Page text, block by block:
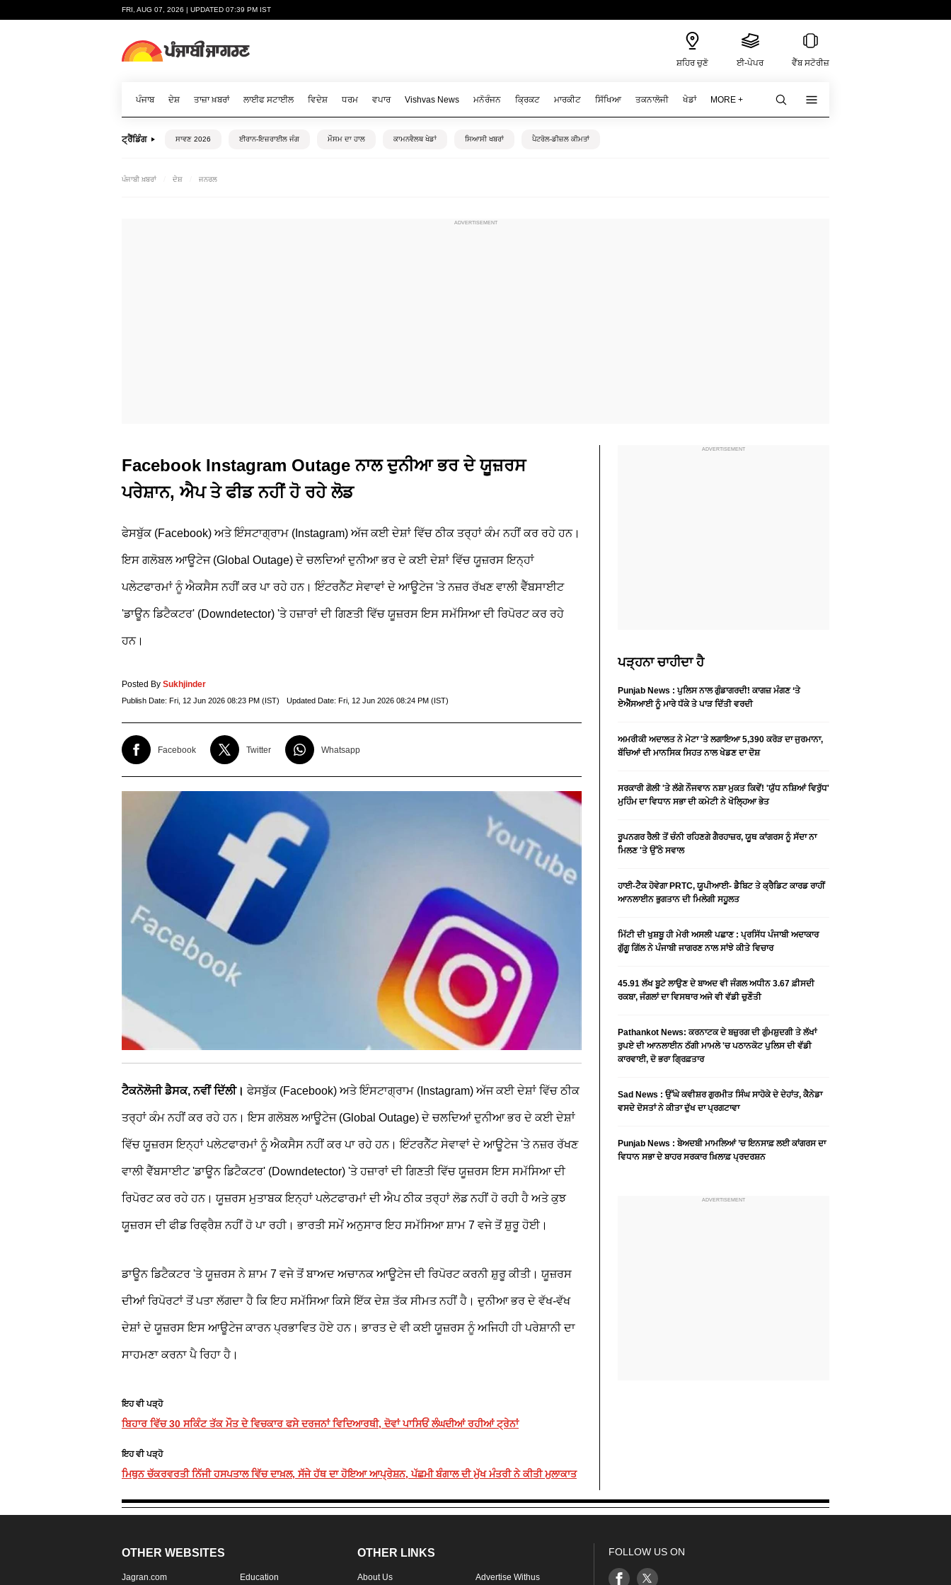
FRI, AUG 07, 2026 | UPDATED 07:39 PM IST
ਸ਼ਹਿਰ ਚੁਣੋ ਈ-ਪੇਪਰ ਵੈੱਬ ਸਟੋਰੀਜ਼
ਪੰਜਾਬ ਦੇਸ਼ ਤਾਜ਼ਾ ਖ਼ਬਰਾਂ ਲਾਈਫ ਸਟਾਈਲ ਵਿਦੇਸ਼ ਧਰਮ ਵਪਾਰ Vishvas News ਮਨੋਰੰਜਨ ਕ੍ਰਿਕਟ ਮਾਰਕੀਟ ਸਿੱਖਿਆ ਤਕਨਾਲੋਜੀ ਖੇਡਾਂ MORE +
ਟ੍ਰੈਂਡਿੰਗ ਸਾਵਣ 2026 ਈਰਾਨ-ਇਜ਼ਰਾਈਲ ਜੰਗ ਮੌਸਮ ਦਾ ਹਾਲ ਕਾਮਨਵੈਲਥ ਖੇਡਾਂ ਸਿਆਸੀ ਖਬਰਾਂ ਪੈਟਰੋਲ-ਡੀਜ਼ਲ ਕੀਮਤਾਂ
ਪੰਜਾਬੀ ਖ਼ਬਰਾਂ ਦੇਸ਼ ਜਨਰਲ
Facebook Instagram Outage ਨਾਲ ਦੁਨੀਆ ਭਰ ਦੇ ਯੂਜ਼ਰਸ
ਪਰੇਸ਼ਾਨ, ਐਪ ਤੇ ਫੀਡ ਨਹੀਂ ਹੋ ਰਹੇ ਲੋਡ
ਫੇਸਬੁੱਕ (Facebook) ਅਤੇ ਇੰਸਟਾਗ੍ਰਾਮ (Instagram) ਅੱਜ ਕਈ ਦੇਸ਼ਾਂ ਵਿੱਚ ਠੀਕ ਤਰ੍ਹਾਂ ਕੰਮ ਨਹੀਂ ਕਰ ਰਹੇ ਹਨ।
ਇਸ ਗਲੋਬਲ ਆਊਟੇਜ (Global Outage) ਦੇ ਚਲਦਿਆਂ ਦੁਨੀਆ ਭਰ ਦੇ ਕਈ ਦੇਸ਼ਾਂ ਵਿੱਚ ਯੂਜ਼ਰਸ ਇਨ੍ਹਾਂ
ਪਲੇਟਫਾਰਮਾਂ ਨੂੰ ਐਕਸੈਸ ਨਹੀਂ ਕਰ ਪਾ ਰਹੇ ਹਨ। ਇੰਟਰਨੈੱਟ ਸੇਵਾਵਾਂ ਦੇ ਆਊਟੇਜ 'ਤੇ ਨਜ਼ਰ ਰੱਖਣ ਵਾਲੀ ਵੈੱਬਸਾਈਟ
'ਡਾਊਨ ਡਿਟੈਕਟਰ' (Downdetector) 'ਤੇ ਹਜ਼ਾਰਾਂ ਦੀ ਗਿਣਤੀ ਵਿੱਚ ਯੂਜ਼ਰਸ ਇਸ ਸਮੱਸਿਆ ਦੀ ਰਿਪੋਰਟ ਕਰ ਰਹੇ
ਹਨ।
Posted By Sukhjinder
Publish Date: Fri, 12 Jun 2026 08:23 PM (IST) Updated Date: Fri, 12 Jun 2026 08:24 PM (IST)
Facebook Twitter Whatsapp
ਟੈਕਨੋਲੋਜੀ ਡੈਸਕ, ਨਵੀਂ ਦਿੱਲੀ। ਫੇਸਬੁੱਕ (Facebook) ਅਤੇ ਇੰਸਟਾਗ੍ਰਾਮ (Instagram) ਅੱਜ ਕਈ ਦੇਸ਼ਾਂ ਵਿੱਚ ਠੀਕ
ਤਰ੍ਹਾਂ ਕੰਮ ਨਹੀਂ ਕਰ ਰਹੇ ਹਨ। ਇਸ ਗਲੋਬਲ ਆਊਟੇਜ (Global Outage) ਦੇ ਚਲਦਿਆਂ ਦੁਨੀਆ ਭਰ ਦੇ ਕਈ ਦੇਸ਼ਾਂ
ਵਿੱਚ ਯੂਜ਼ਰਸ ਇਨ੍ਹਾਂ ਪਲੇਟਫਾਰਮਾਂ ਨੂੰ ਐਕਸੈਸ ਨਹੀਂ ਕਰ ਪਾ ਰਹੇ ਹਨ। ਇੰਟਰਨੈੱਟ ਸੇਵਾਵਾਂ ਦੇ ਆਊਟੇਜ 'ਤੇ ਨਜ਼ਰ ਰੱਖਣ
ਵਾਲੀ ਵੈੱਬਸਾਈਟ 'ਡਾਊਨ ਡਿਟੈਕਟਰ' (Downdetector) 'ਤੇ ਹਜ਼ਾਰਾਂ ਦੀ ਗਿਣਤੀ ਵਿੱਚ ਯੂਜ਼ਰਸ ਇਸ ਸਮੱਸਿਆ ਦੀ
ਰਿਪੋਰਟ ਕਰ ਰਹੇ ਹਨ। ਯੂਜ਼ਰਸ ਮੁਤਾਬਕ ਇਨ੍ਹਾਂ ਪਲੇਟਫਾਰਮਾਂ ਦੀ ਐਪ ਠੀਕ ਤਰ੍ਹਾਂ ਲੋਡ ਨਹੀਂ ਹੋ ਰਹੀ ਹੈ ਅਤੇ ਕੁਝ
ਯੂਜ਼ਰਸ ਦੀ ਫੀਡ ਰਿਫ੍ਰੈਸ਼ ਨਹੀਂ ਹੋ ਪਾ ਰਹੀ। ਭਾਰਤੀ ਸਮੇਂ ਅਨੁਸਾਰ ਇਹ ਸਮੱਸਿਆ ਸ਼ਾਮ 7 ਵਜੇ ਤੋਂ ਸ਼ੁਰੂ ਹੋਈ।
ਡਾਊਨ ਡਿਟੈਕਟਰ 'ਤੇ ਯੂਜ਼ਰਸ ਨੇ ਸ਼ਾਮ 7 ਵਜੇ ਤੋਂ ਬਾਅਦ ਅਚਾਨਕ ਆਊਟੇਜ ਦੀ ਰਿਪੋਰਟ ਕਰਨੀ ਸ਼ੁਰੂ ਕੀਤੀ। ਯੂਜ਼ਰਸ
ਦੀਆਂ ਰਿਪੋਰਟਾਂ ਤੋਂ ਪਤਾ ਲੱਗਦਾ ਹੈ ਕਿ ਇਹ ਸਮੱਸਿਆ ਕਿਸੇ ਇੱਕ ਦੇਸ਼ ਤੱਕ ਸੀਮਤ ਨਹੀਂ ਹੈ। ਦੁਨੀਆ ਭਰ ਦੇ ਵੱਖ-ਵੱਖ
ਦੇਸ਼ਾਂ ਦੇ ਯੂਜ਼ਰਸ ਇਸ ਆਊਟੇਜ ਕਾਰਨ ਪ੍ਰਭਾਵਿਤ ਹੋਏ ਹਨ। ਭਾਰਤ ਦੇ ਵੀ ਕਈ ਯੂਜ਼ਰਸ ਨੂੰ ਅਜਿਹੀ ਹੀ ਪਰੇਸ਼ਾਨੀ ਦਾ
ਸਾਹਮਣਾ ਕਰਨਾ ਪੈ ਰਿਹਾ ਹੈ।
ਇਹ ਵੀ ਪੜ੍ਹੋ
ਬਿਹਾਰ ਵਿੱਚ 30 ਸਕਿੰਟ ਤੱਕ ਮੌਤ ਦੇ ਵਿਚਕਾਰ ਫਸੇ ਦਰਜਨਾਂ ਵਿਦਿਆਰਥੀ, ਦੋਵਾਂ ਪਾਸਿਓਂ ਲੰਘਦੀਆਂ ਰਹੀਆਂ ਟ੍ਰੇਨਾਂ
ਇਹ ਵੀ ਪੜ੍ਹੋ
ਮਿਥੁਨ ਚੱਕਰਵਰਤੀ ਨਿੱਜੀ ਹਸਪਤਾਲ ਵਿੱਚ ਦਾਖ਼ਲ, ਸੱਜੇ ਹੱਥ ਦਾ ਹੋਇਆ ਆਪ੍ਰੇਸ਼ਨ, ਪੱਛਮੀ ਬੰਗਾਲ ਦੀ ਮੁੱਖ ਮੰਤਰੀ ਨੇ ਕੀਤੀ ਮੁਲਾਕਾਤ
ਪੜ੍ਹਨਾ ਚਾਹੀਦਾ ਹੈ
Punjab News : ਪੁਲਿਸ ਨਾਲ ਗੁੰਡਾਗਰਦੀ! ਕਾਗਜ਼ ਮੰਗਣ ‘ਤੇ
ਏਐੱਸਆਈ ਨੂੰ ਮਾਰੇ ਧੱਕੇ ਤੇ ਪਾੜ ਦਿੱਤੀ ਵਰਦੀ
ਅਮਰੀਕੀ ਅਦਾਲਤ ਨੇ ਮੇਟਾ 'ਤੇ ਲਗਾਇਆ 5,390 ਕਰੋੜ ਦਾ ਜੁਰਮਾਨਾ,
ਬੱਚਿਆਂ ਦੀ ਮਾਨਸਿਕ ਸਿਹਤ ਨਾਲ ਖੇਡਣ ਦਾ ਦੋਸ਼
ਸਰਕਾਰੀ ਗੋਲੀ 'ਤੇ ਲੱਗੇ ਨੌਜਵਾਨ ਨਸ਼ਾ ਮੁਕਤ ਕਿਵੇਂ! 'ਯੁੱਧ ਨਸ਼ਿਆਂ ਵਿਰੁੱਧ'
ਮੁਹਿੰਮ ਦਾ ਵਿਧਾਨ ਸਭਾ ਦੀ ਕਮੇਟੀ ਨੇ ਖੋਲ੍ਹਿਆ ਭੇਤ
ਰੂਪਨਗਰ ਰੈਲੀ ਤੋਂ ਚੰਨੀ ਰਹਿਣਗੇ ਗੈਰਹਾਜ਼ਰ, ਯੂਥ ਕਾਂਗਰਸ ਨੂੰ ਸੱਦਾ ਨਾ
ਮਿਲਣ 'ਤੇ ਉੱਠੇ ਸਵਾਲ
ਹਾਈ-ਟੈਕ ਹੋਵੇਗਾ PRTC, ਯੂਪੀਆਈ- ਡੈਬਿਟ ਤੇ ਕ੍ਰੈਡਿਟ ਕਾਰਡ ਰਾਹੀਂ
ਆਨਲਾਈਨ ਭੁਗਤਾਨ ਦੀ ਮਿਲੇਗੀ ਸਹੂਲਤ
ਮਿੱਟੀ ਦੀ ਖੁਸ਼ਬੂ ਹੀ ਮੇਰੀ ਅਸਲੀ ਪਛਾਣ : ਪ੍ਰਸਿੱਧ ਪੰਜਾਬੀ ਅਦਾਕਾਰ
ਗੁੱਗੂ ਗਿੱਲ ਨੇ ਪੰਜਾਬੀ ਜਾਗਰਣ ਨਾਲ ਸਾਂਝੇ ਕੀਤੇ ਵਿਚਾਰ
45.91 ਲੱਖ ਬੂਟੇ ਲਾਉਣ ਦੇ ਬਾਅਦ ਵੀ ਜੰਗਲ ਅਧੀਨ 3.67 ਫ਼ੀਸਦੀ
ਰਕਬਾ, ਜੰਗਲਾਂ ਦਾ ਵਿਸਥਾਰ ਅਜੇ ਵੀ ਵੱਡੀ ਚੁਣੌਤੀ
Pathankot News: ਕਰਨਾਟਕ ਦੇ ਬਜ਼ੁਰਗ ਦੀ ਗੁੰਮਸ਼ੁਦਗੀ ਤੇ ਲੱਖਾਂ
ਰੁਪਏ ਦੀ ਆਨਲਾਈਨ ਠੱਗੀ ਮਾਮਲੇ 'ਚ ਪਠਾਨਕੋਟ ਪੁਲਿਸ ਦੀ ਵੱਡੀ
ਕਾਰਵਾਈ, ਦੋ ਭਰਾ ਗ੍ਰਿਫ਼ਤਾਰ
Sad News : ਉੱਘੇ ਕਵੀਸ਼ਰ ਗੁਰਮੀਤ ਸਿੰਘ ਸਾਹੋਕੇ ਦੇ ਦੇਹਾਂਤ, ਕੈਨੇਡਾ
ਵਸਦੇ ਦੋਸਤਾਂ ਨੇ ਕੀਤਾ ਦੁੱਖ ਦਾ ਪ੍ਰਗਟਾਵਾ
Punjab News : ਬੇਅਦਬੀ ਮਾਮਲਿਆਂ ’ਚ ਇਨਸਾਫ਼ ਲਈ ਕਾਂਗਰਸ ਦਾ
ਵਿਧਾਨ ਸਭਾ ਦੇ ਬਾਹਰ ਸਰਕਾਰ ਖ਼ਿਲਾਫ਼ ਪ੍ਰਦਰਸ਼ਨ
OTHER WEBSITES
Jagran.com Education
OTHER LINKS
About Us Advertise Withus
FOLLOW US ON